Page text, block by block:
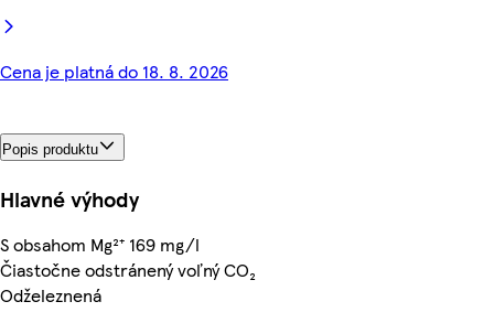
Cena je platná do 18. 8. 2026
Popis produktu
Hlavné výhody
S obsahom Mg²⁺ 169 mg/l
Čiastočne odstránený voľný CO₂
Odželeznená